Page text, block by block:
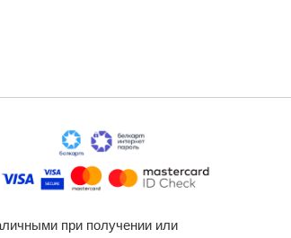
при получении или